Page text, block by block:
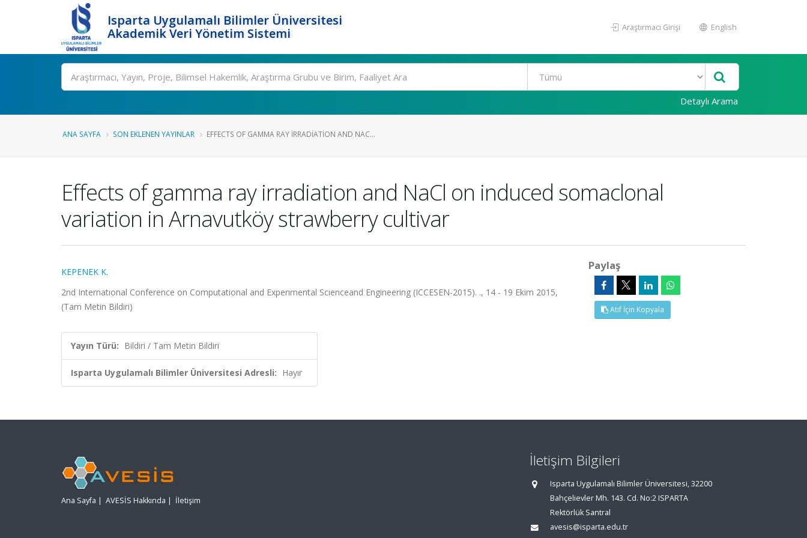
Isparta Uygulamalı Bilimler Üniversitesi
Akademik Veri Yönetim Sistemi
Araştırmacı Girişi English
Ara
Detaylı Arama
ANA SAYFA SON EKLENEN YAYINLAR EFFECTS OF GAMMA RAY IRRADIATION AND NAC...
Effects of gamma ray irradiation and NaCl on induced somaclonal
variation in Arnavutköy strawberry cultivar
KEPENEK K.
2nd Internatıonal Conference on Computational and Experımental Scıenceand Engineering (ICCESEN-2015). ., 14 - 19 Ekim 2015,
(Tam Metin Bildiri)
Yayın Türü: Bildiri / Tam Metin Bildiri
Isparta Uygulamalı Bilimler Üniversitesi Adresli: Hayır
Paylaş
Atıf İçin Kopyala
Ana Sayfa | AVESİS Hakkında | İletişim
İletişim Bilgileri
Isparta Uygulamalı Bilimler Üniversitesi, 32200
Bahçelievler Mh. 143. Cd. No:2 ISPARTA
Rektörlük Santral
avesis@isparta.edu.tr